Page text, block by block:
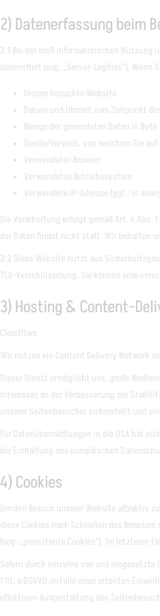
2) Datenerfassung beim
2.1 Bei der bloß informatorischen Nutzung
übermittelt (sog. „Server-Logfiles“). Wenn
Unsere besuchte Website
Datum und Uhrzeit zum Zeitpunkt
Menge der gesendeten Daten in Byte
Quelle/Verweis, von welchem Sie
Verwendeter Browser
Verwendetes Betriebssystem
Verwendete IP-Adresse (ggf.: in
Die Verarbeitung erfolgt gemäß Art. 6 Abs.
der Daten findet nicht statt. Wir behalten
2.2 Diese Website nutzt aus
TLS-Verschlüsselung. Sie können eine
3) Hosting & Content-
Cloudflare
Wir nutzen ein Content Delivery Network
Dieser Dienst ermöglicht uns, große
Interesses an der Verbesserung der
unserer Seitenbesucher sicherstellt und
Für Datenübermittlungen in die USA hat
die Einhaltung des europäischen
4) Cookies
Um den Besuch unserer Website attraktiv
diese Cookies nach Schließen des
(sog. „persistente Cookies“). Im letzteren
Sofern durch einzelne von uns eingesetzte
1 lit. a DSGVO im Falle einer erteilten
effektiven Ausgestaltung des